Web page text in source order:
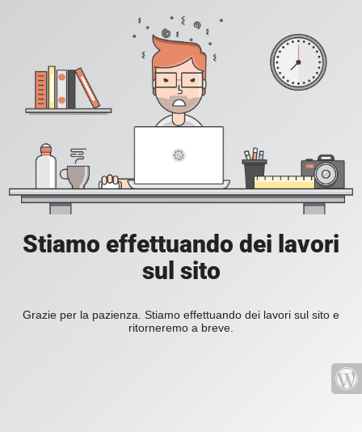
Stiamo effettuando dei lavori
sul sito
Grazie per la pazienza. Stiamo effettuando dei lavori sul sito e
ritorneremo a breve.